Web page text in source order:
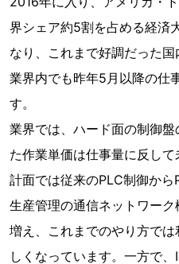
界シェア約5割を占める経済
なり、これまで好調だった
業界内でも昨年5月以降の仕
す。
業界では、ハード面の制御
た作業単価は仕事量に反し
計面では従来のPLC制御か
生産管理の通信ネットワー
増え、これまでのやり方で
しくなっています。一方で